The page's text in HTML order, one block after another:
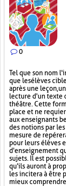
0
Tel que son nom
que les élèves
après une leçon,
lecture d'un texte
théâtre. Cette
place et ne
aux enseignants
des notions par
mesure de
pour leurs élèves
d'enseignement
sujets. Il est
qu'ils auront à
les incitera à être
mieux